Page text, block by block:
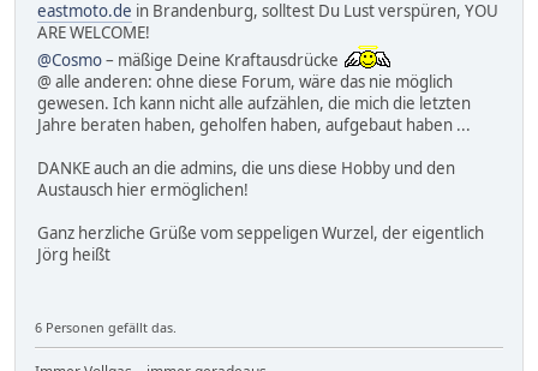
eastmoto.de in Brandenburg, solltest Du Lust verspüren, YOU
ARE WELCOME!
@Cosmo– mäßige Deine Kraftausdrücke
@ alle anderen: ohne diese Forum, wäre das nie möglich
gewesen. Ich kann nicht alle aufzählen, die mich die letzten
Jahre beraten haben, geholfen haben, aufgebaut haben ...
DANKE auch an die admins, die uns diese Hobby und den
Austausch hier ermöglichen!
Ganz herzliche Grüße vom seppeligen Wurzel, der eigentlich
Jörg heißt
6 Personen gefällt das.